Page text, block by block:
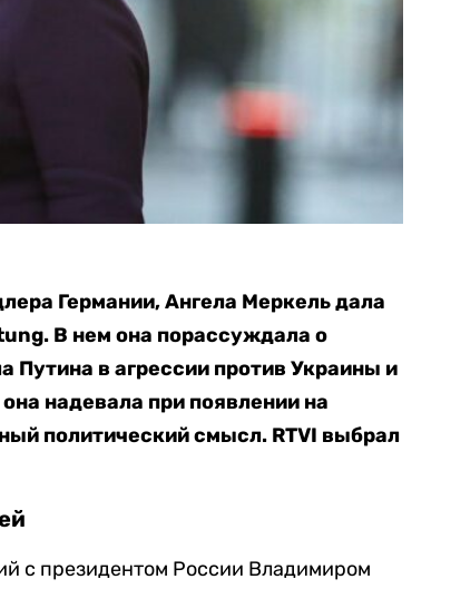
Германии, Ангела Меркель дала
В нем она порассуждала о
Путина в агрессии против Украины и
надевала при появлении на
политический смысл. RTVI выбрал
с президентом России Владимиром